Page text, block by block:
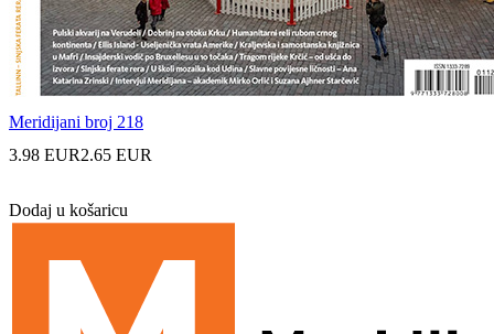
Meridijani broj 218
3.98 EUR2.65 EUR
Dodaj u košaricu